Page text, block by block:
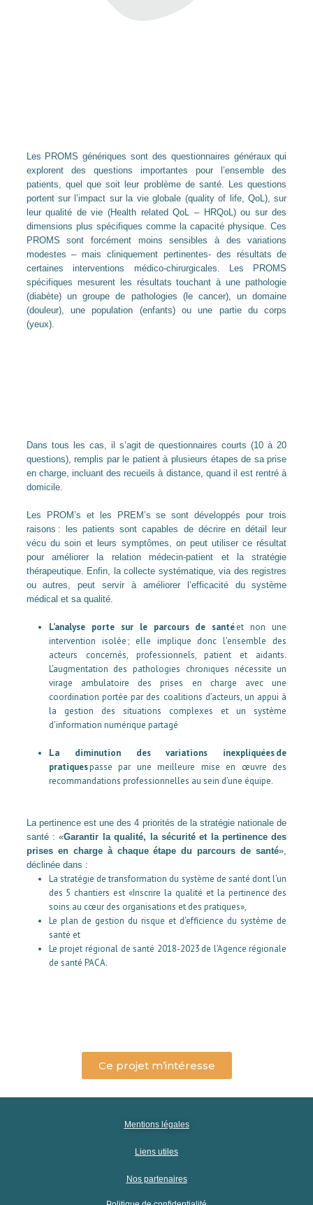
Les PROMS génériques sont des questionnaires généraux qui
explorent des questions importantes pour l’ensemble des
patients, quel que soit leur problème de santé. Les questions
portent sur l’impact sur la vie globale (quality of life, QoL), sur
leur qualité de vie (Health related QoL – HRQoL) ou sur des
dimensions plus spécifiques comme la capacité physique. Ces
PROMS sont forcément moins sensibles à des variations
modestes – mais cliniquement pertinentes- des résultats de
certaines interventions médico-chirurgicales. Les PROMS
spécifiques mesurent les résultats touchant à une pathologie
(diabète) un groupe de pathologies (le cancer), un domaine
(douleur), une population (enfants) ou une partie du corps
(yeux).
Dans tous les cas, il s’agit de questionnaires courts (10 à 20
questions), remplis par le patient à plusieurs étapes de sa prise
en charge, incluant des recueils à distance, quand il est rentré à
domicile.
Les PROM’s et les PREM’s se sont développés pour trois
raisons : les patients sont capables de décrire en détail leur
vécu du soin et leurs symptômes, on peut utiliser ce résultat
pour améliorer la relation médecin-patient et la stratégie
thérapeutique. Enfin, la collecte systématique, via des registres
ou autres, peut servir à améliorer l’efficacité du système
médical et sa qualité.
L’analyse porte sur le parcours de santéet non une
intervention isolée ; elle implique donc l’ensemble des
acteurs concernés, professionnels, patient et aidants.
L’augmentation des pathologies chroniques nécessite un
virage ambulatoire des prises en charge avec une
coordination portée par des coalitions d’acteurs, un appui à
la gestion des situations complexes et un système
d’information numérique partagé
La diminution des variations inexpliquéesde
pratiquespasse par une meilleure mise en œuvre des
recommandations professionnelles au sein d’une équipe.
La pertinence est une des 4 priorités de la stratégie nationale de
santé : «Garantir la qualité, la sécurité et la pertinence des
prises en charge à chaque étape du parcours de santé»,
déclinée dans :
La stratégie de transformation du système de santé dont l’un
des 5 chantiers est «Inscrire la qualité et la pertinence des
soins au cœur des organisations et des pratiques»,
Le plan de gestion du risque et d’efficience du système de
santé et
Le projet régional de santé 2018-2023 de l’Agence régionale
de santé PACA.
Ce projet m’intéresse
Mentions légales
Liens utiles
Nos partenaires